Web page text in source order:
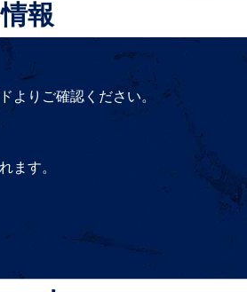
報
りご確認ください。
で開く
ます。